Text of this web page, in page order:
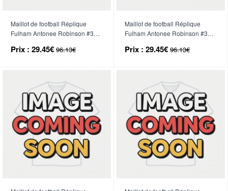
Maillot de football Réplique
Fulham Antonee Robinson #33
Manche Courte (+ Pantalon
Prix : 29.45€ 96.13€
Maillot de football Réplique
Fulham Antonee Robinson #33
Manche Courte (+ Pantalon
Prix : 29.45€ 96.13€